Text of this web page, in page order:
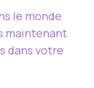
le monde
maintenant
dans votre